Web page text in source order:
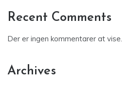
Recent Comments
Der er ingen kommentarer at vise.
Archives